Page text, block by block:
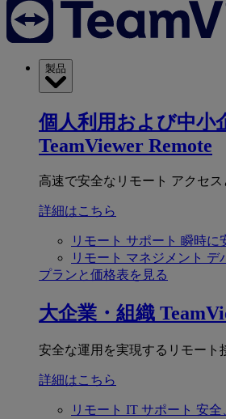
製品
個人利用および中小
TeamViewer Remote
高速で安全なリモート アクセス
詳細はこちら
リモート サポート 瞬時に
リモート マネジメント デ
プランと価格表を見る
大企業・組織
安全な運用を実現するリモート
詳細はこちら
リモート IT サポート 安全